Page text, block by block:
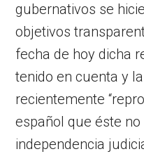
gubernativos se
objetivos
fecha de hoy dicha
tenido en cuenta y
recientemente
español que éste
independencia